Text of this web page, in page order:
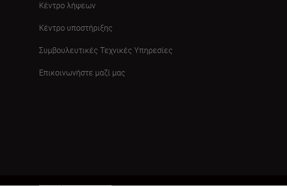
Κέντρο λήψεων
Κέντρο υποστήριξης
Συμβουλευτικές Τεχνικές Υπηρεσίες
Επικοινωνήστε μαζί μας